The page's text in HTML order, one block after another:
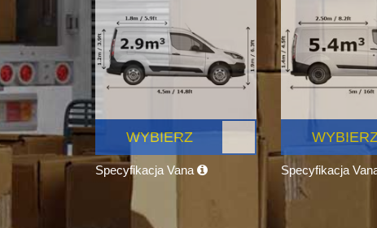
WYBIERZ
Specyfikacja Vana Specyfikacja